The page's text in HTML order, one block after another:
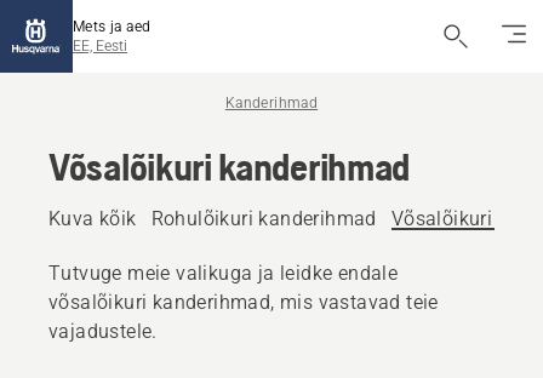
Mets ja aed
EE, Eesti
Kanderihmad
Võsalõikuri kanderihmad
Kuva kõik Rohulõikuri kanderihmad Võsalõikuri
Tutvuge meie valikuga ja leidke endale
võsalõikuri kanderihmad, mis vastavad teie
vajadustele.